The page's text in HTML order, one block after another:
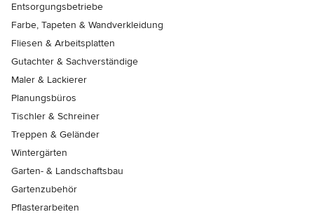
Entsorgungsbetriebe
Farbe, Tapeten & Wandverkleidung
Fliesen & Arbeitsplatten
Gutachter & Sachverständige
Maler & Lackierer
Planungsbüros
Tischler & Schreiner
Treppen & Geländer
Wintergärten
Garten- & Landschaftsbau
Gartenzubehör
Pflasterarbeiten